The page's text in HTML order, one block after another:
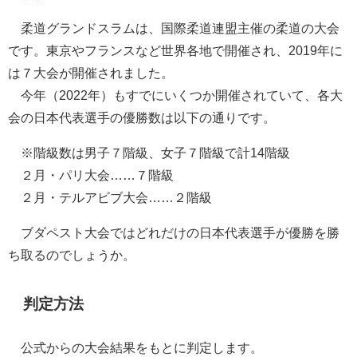
柔道グランドスラムは、国際柔道連盟主催の柔道の大会
です。東京やフランスなど世界各地で開催され、2019年に
は７大会が開催されました。
今年（2022年）もすでにいくつか開催されていて、各大
会の日本代表選手の優勝数は以下の通りです。
※階級数は男子７階級、女子７階級で計14階級
２月・パリ大会……７階級
２月・テルアビブ大会……２階級
ブダペスト大会ではどれだけの日本代表選手が優勝を勝
ち取るのでしょうか。
判定方法
公式からの大会結果をもとに判定します。